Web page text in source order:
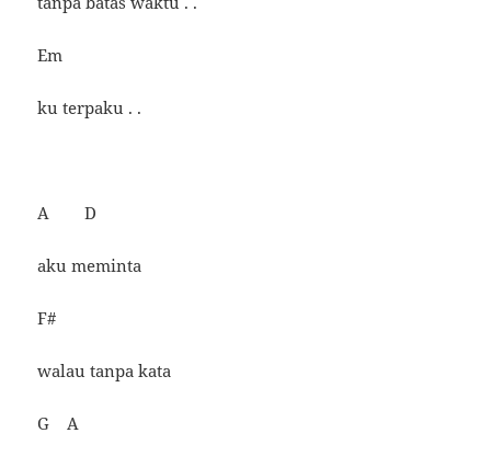
Em
ku terpaku . .
A D
aku meminta
F#
walau tanpa kata
G A